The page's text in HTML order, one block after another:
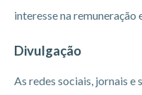
interesse na
Divulgação
As redes sociais, jornais e